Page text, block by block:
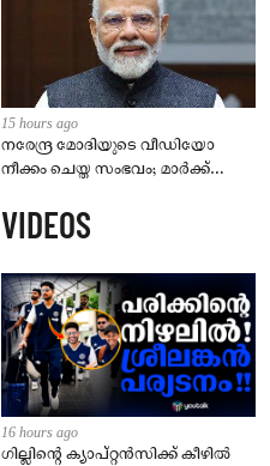
15 hours ago
നരേന്ദ്ര മോദിയുടെ വീഡിയോ
നീക്കം ചെയ്ത സംഭവം; മാർക്ക്
മെറ്റയ്ക്ക് പാർലമെന്ററി സമിതിയുടെ
മുന്നറിയിപ്പ്
VIDEOS
16 hours ago
ഗില്ലിന്റെ ക്യാപ്റ്റന്‍സിക്ക് കീഴില്‍